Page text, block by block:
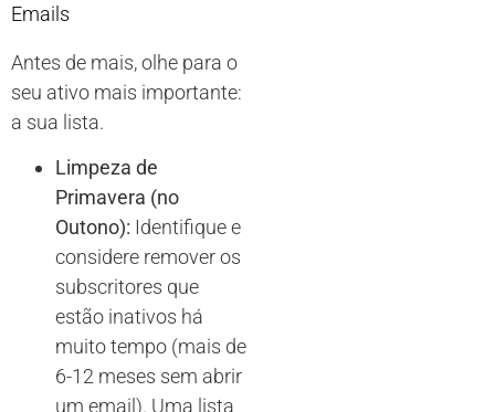
Emails
Antes de mais, olhe para o
seu ativo mais importante:
a sua lista.
Limpeza de
Primavera (no
Outono): Identifique e
considere remover os
subscritores que
estão inativos há
muito tempo (mais de
6-12 meses sem abrir
um email). Uma lista